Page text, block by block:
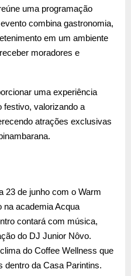
uma programação
combina gastronomia,
em um ambiente
moradores e
uma experiência
festivo, valorizando a
atrações exclusivas
23 de junho com o Warm
na academia Acqua
contará com música,
do DJ Junior Nôvo.
do Coffee Wellness que
dentro da Casa Parintins.